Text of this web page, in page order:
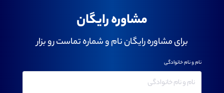
مشاوره رایگان
برای مشاوره رایگان نام و شماره تماست رو بزار
نام و نام خانوادگی